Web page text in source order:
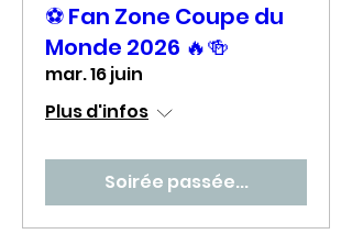
⚽ Fan Zone Coupe du
Monde 2026 🔥🍻
mar. 16 juin
Plus d'infos
Soirée passée...